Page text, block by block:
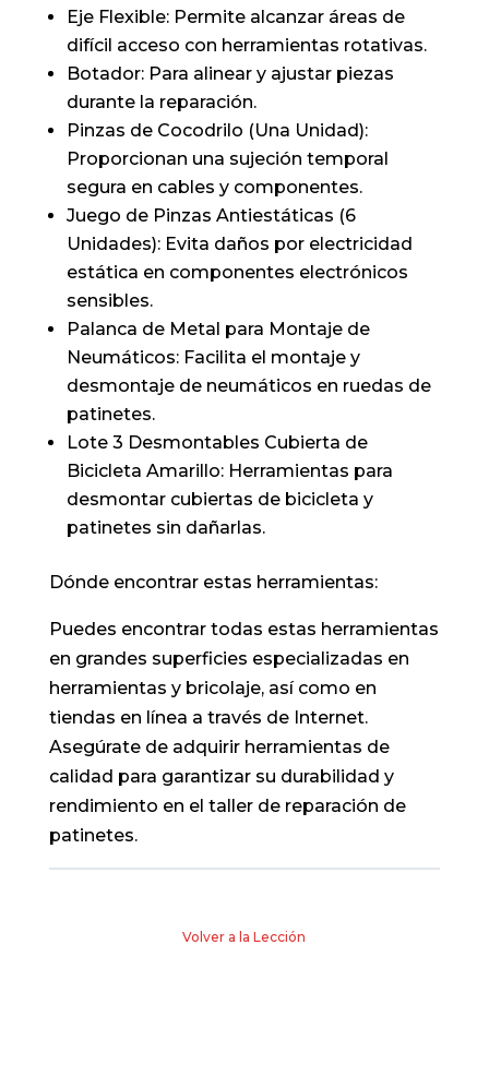
Eje Flexible: Permite alcanzar áreas de
difícil acceso con herramientas rotativas.
Botador: Para alinear y ajustar piezas
durante la reparación.
Pinzas de Cocodrilo (Una Unidad):
Proporcionan una sujeción temporal
segura en cables y componentes.
Juego de Pinzas Antiestáticas (6
Unidades): Evita daños por electricidad
estática en componentes electrónicos
sensibles.
Palanca de Metal para Montaje de
Neumáticos: Facilita el montaje y
desmontaje de neumáticos en ruedas de
patinetes.
Lote 3 Desmontables Cubierta de
Bicicleta Amarillo: Herramientas para
desmontar cubiertas de bicicleta y
patinetes sin dañarlas.
Dónde encontrar estas herramientas:
Puedes encontrar todas estas herramientas
en grandes superficies especializadas en
herramientas y bricolaje, así como en
tiendas en línea a través de Internet.
Asegúrate de adquirir herramientas de
calidad para garantizar su durabilidad y
rendimiento en el taller de reparación de
patinetes.
Volver a la Lección